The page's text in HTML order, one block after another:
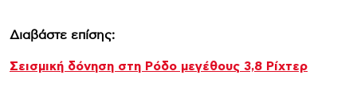
Διαβάστε επίσης:
Σεισμική δόνηση στη Ρόδο μεγέθους 3,8 Ρίχτερ